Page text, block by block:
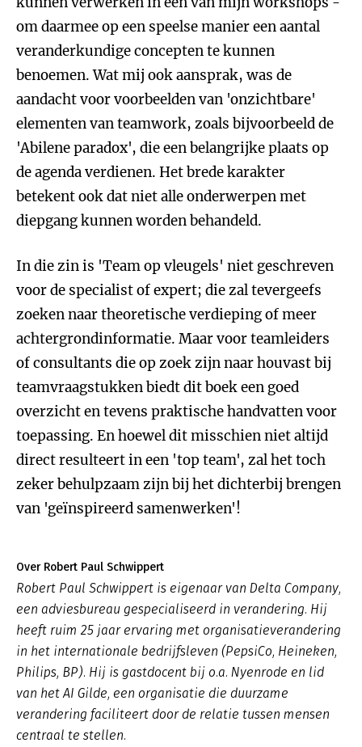
om daarmee op een speelse manier een aantal
veranderkundige concepten te kunnen
benoemen. Wat mij ook aansprak, was de
aandacht voor voorbeelden van 'onzichtbare'
elementen van teamwork, zoals bijvoorbeeld de
'Abilene paradox', die een belangrijke plaats op
de agenda verdienen. Het brede karakter
betekent ook dat niet alle onderwerpen met
diepgang kunnen worden behandeld.
In die zin is 'Team op vleugels' niet geschreven
voor de specialist of expert; die zal tevergeefs
zoeken naar theoretische verdieping of meer
achtergrondinformatie. Maar voor teamleiders
of consultants die op zoek zijn naar houvast bij
teamvraagstukken biedt dit boek een goed
overzicht en tevens praktische handvatten voor
toepassing. En hoewel dit misschien niet altijd
direct resulteert in een 'top team', zal het toch
zeker behulpzaam zijn bij het dichterbij brengen
van 'geïnspireerd samenwerken'!
Over Robert Paul Schwippert
Robert Paul Schwippert is eigenaar van Delta Company,
een adviesbureau gespecialiseerd in verandering. Hij
heeft ruim 25 jaar ervaring met organisatieverandering
in het internationale bedrijfsleven (PepsiCo, Heineken,
Philips, BP). Hij is gastdocent bij o.a. Nyenrode en lid
van het AI Gilde, een organisatie die duurzame
verandering faciliteert door de relatie tussen mensen
centraal te stellen.